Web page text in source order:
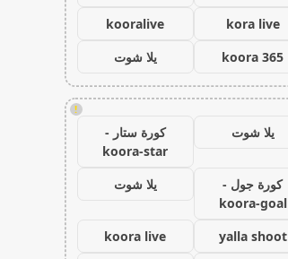
kora live
kooralive
koora 365
يلا شوت
!
يلا شوت
كورة ستار -
koora-star
كورة جول -
koora-goal
يلا شوت
yalla shoot
koora live